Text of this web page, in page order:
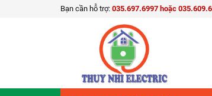
Bạn cần hỗ trợ: 035.697.6997 hoặc
Ổ cắm USB sạc Panasonic
Giá bán: 590.000₫